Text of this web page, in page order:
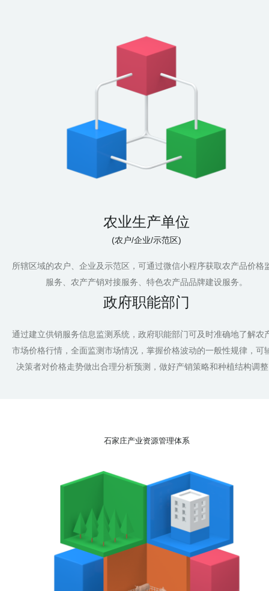
农业生产单位
(农户/企业/示范区)
所辖区域的农户、企业及示范区，可通过微信小程序获取农产品价格
服务、农产产销对接服务、特色农产品品牌建设服务。
政府职能部门
通过建立供销服务信息监测系统，政府职能部门可及时准确地了解农
市场价格行情，全面监测市场情况，掌握价格波动的一般性规律，可
决策者对价格走势做出合理分析预测，做好产销策略和种植结构调
石家庄产业资源管理体系